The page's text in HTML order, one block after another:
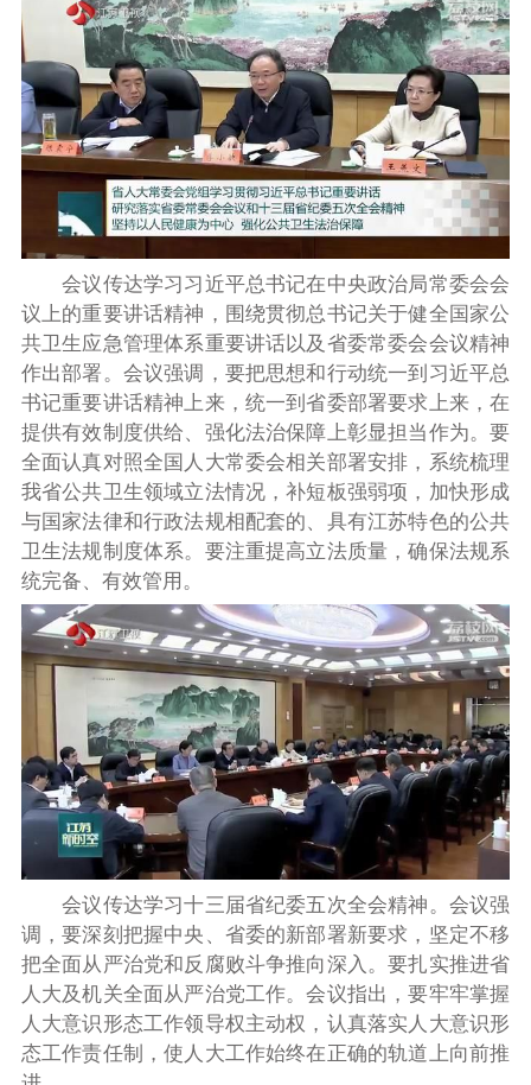
会议传达学习习近平总书记在中央政治局常委会会
议上的重要讲话精神，围绕贯彻总书记关于健全国家公
共卫生应急管理体系重要讲话以及省委常委会会议精神
作出部署。会议强调，要把思想和行动统一到习近平总
书记重要讲话精神上来，统一到省委部署要求上来，在
提供有效制度供给、强化法治保障上彰显担当作为。要
全面认真对照全国人大常委会相关部署安排，系统梳理
我省公共卫生领域立法情况，补短板强弱项，加快形成
与国家法律和行政法规相配套的、具有江苏特色的公共
卫生法规制度体系。要注重提高立法质量，确保法规系
统完备、有效管用。
会议传达学习十三届省纪委五次全会精神。会议强
调，要深刻把握中央、省委的新部署新要求，坚定不移
把全面从严治党和反腐败斗争推向深入。要扎实推进省
人大及机关全面从严治党工作。会议指出，要牢牢掌握
人大意识形态工作领导权主动权，认真落实人大意识形
态工作责任制，使人大工作始终在正确的轨道上向前推